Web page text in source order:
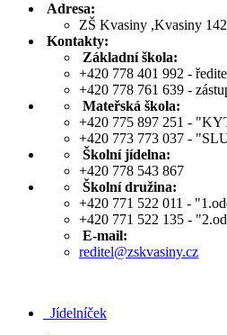
Adresa:
ZŠ Kvasiny ,Kvasiny
Kontakty:
Základní škola:
+420 778 401 992 -
+420 778 761 639 -
Mateřská škola:
+420 775 897 251 -
+420 773 773 037 -
Školní jídelna:
+420 778 543 867
Školní družina:
+420 771 522 011 -
+420 771 522 135 -
E-mail:
reditel@zskvasiny.cz
Jídelníček